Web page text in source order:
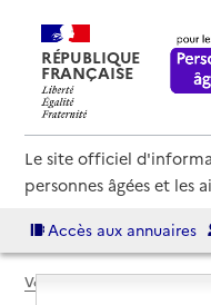
RÉPUBLIQUE
FRANÇAISE
Le site officiel
personnes âgées et les
Accès aux annuaires
Voir le fil d’Ariane